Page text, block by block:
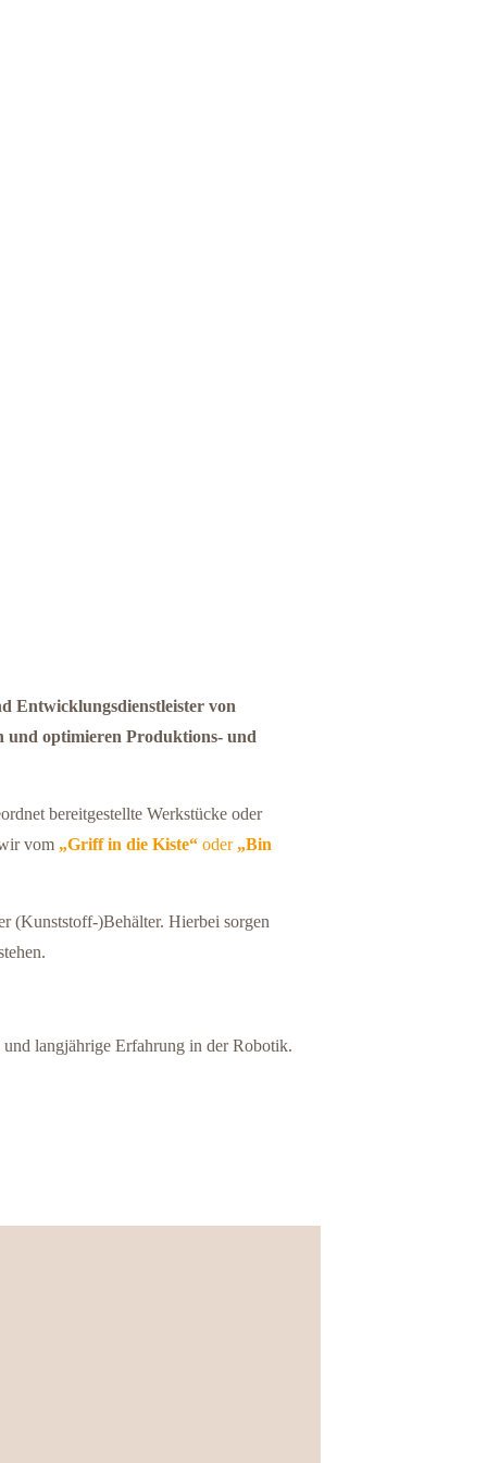
Entwicklungsdienstleister von
und optimieren Produktions- und
bereitgestellte Werkstücke oder
vom „Griff in die Kiste“ oder„Bin
(Kunststoff-)Behälter. Hierbei sorgen
langjährige Erfahrung in der Robotik.